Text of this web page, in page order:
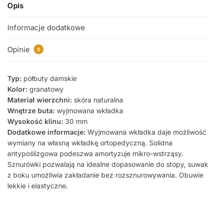
Opis
Informacje dodatkowe
Opinie 0
Typ: półbuty damskie
Kolor: granatowy
Materiał wierzchni: skóra naturalna
Wnętrze buta: wyjmowana wkładka
Wysokość klinu: 30 mm
Dodatkowe informacje: Wyjmowana wkładka daje możliwość
wymiany na własną wkładkę ortopedyczną. Solidna
antypoślizgowa podeszwa amortyzuje mikro-wstrząsy.
Sznurówki pozwalają na idealne dopasowanie do stopy, suwak
z boku umożliwia zakładanie bez rozsznurowywania. Obuwie
lekkie i elastyczne.